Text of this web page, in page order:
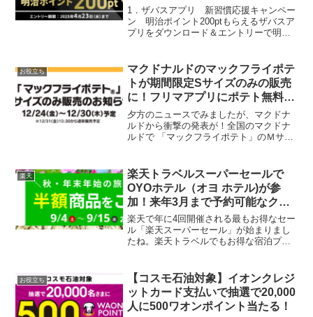
ト！明治のお菓子と交換できる
1．ザバスアプリ 新習慣応援キャンペー
ン 明治ポイント200ptもらえるザバスア
プリをダウンロード＆エントリーで明治
会員ID登録・ログイン3） キャンペー
ン...
お役立ち
マクドナルドのマックフライポテ
トが期間限定Sサイズのみの販売
に！フリマアプリにポテト無料引
換券あります！
夕方のニュースでみましたが、マクドナ
ルドから衝撃の発表が！全国のマクドナ
ルドで 「マックフライポテト」のＭサイ
の販売となり、セットのポテトもM,Lサイ
ズは休止だそ...
楽天
楽天トラベルスーパーセールで
OYOホテル（オヨ ホテル)が参
加！来年3月まで予約可能なクー
ポン出てます
楽天で年に4回開催される最もお得なセー
ル「楽天スーパーセール」が始まりまし
たね。楽天トラベルでもお得な宿泊プラ
ホテル（オヨ ホテル)が楽天トラベルに参
加しました。9...
お役立ち
【コスモ石油対象】イオンクレジ
ットカード支払いで抽選で20,000
人に500ワオンポイント当たる！